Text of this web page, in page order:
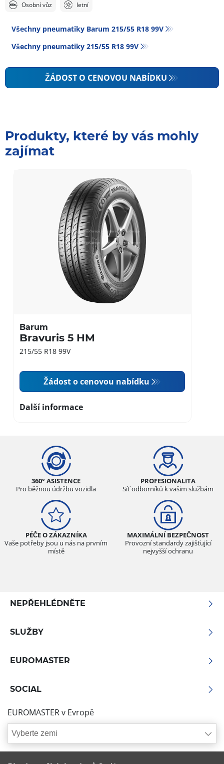
Osobní vůz letní
Všechny pneumatiky Barum 215/55 R18 99V
Všechny pneumatiky‎ 215/55 R18 99V
ŽÁDOST O CENOVOU NABÍDKU
Produkty, které by vás mohly
zajímat
Barum
Bravuris 5 HM
215/55 R18 99V
Žádost o cenovou nabídku
Další informace
360° ASISTENCE
Pro běžnou údržbu vozidla
PROFESIONALITA
Síť odborníků k vašim službám
PÉČE O ZÁKAZNÍKA
Vaše potřeby jsou u nás na prvním
místě
MAXIMÁLNÍ BEZPEČNOST
Provozní standardy zajišťující
nejvyšší ochranu
NEPŘEHLÉDNĚTE
SLUŽBY
EUROMASTER
SOCIAL
EUROMASTER v Evropě
Vyberte zemi